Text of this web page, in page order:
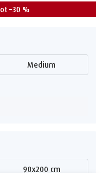
–30 %
Medium
90x200 cm